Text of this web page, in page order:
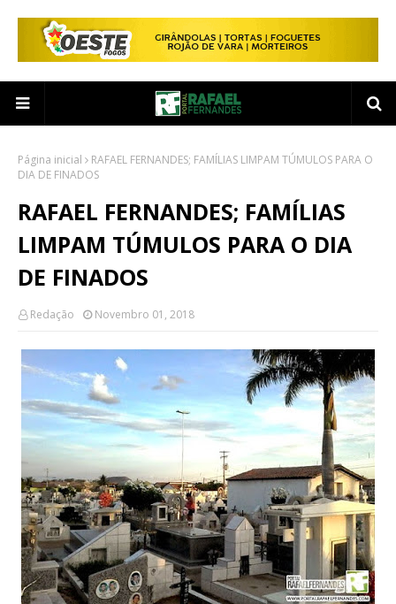
Página inicial
RAFAEL FERNANDES; FAMÍLIAS LIMPAM TÚMULOS PARA O
DIA DE FINADOS
RAFAEL FERNANDES; FAMÍLIAS
LIMPAM TÚMULOS PARA O DIA
DE FINADOS
Redação Novembro 01, 2018